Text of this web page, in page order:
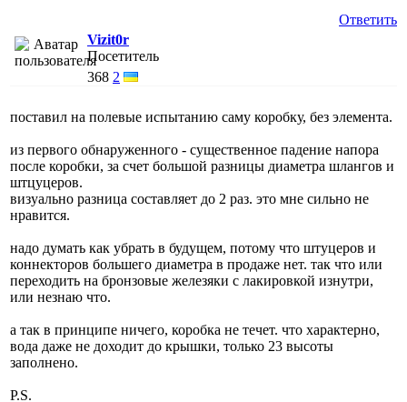
Ответить
Vizit0r
Посетитель
368 2
поставил на полевые испытанию саму коробку, без элемента.
из первого обнаруженного - существенное падение напора
после коробки, за счет большой разницы диаметра шлангов и
штцуцеров.
визуально разница составляет до 2 раз. это мне сильно не
нравится.
надо думать как убрать в будущем, потому что штуцеров и
коннекторов большего диаметра в продаже нет. так что или
переходить на бронзовые железяки с лакировкой изнутри,
или незнаю что.
а так в принципе ничего, коробка не течет. что характерно,
вода даже не доходит до крышки, только 23 высоты
заполнено.
P.S.